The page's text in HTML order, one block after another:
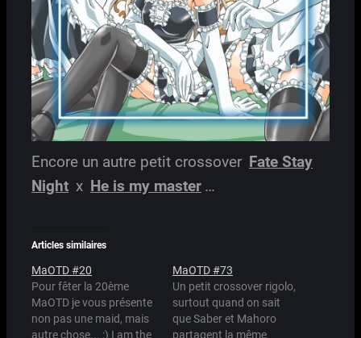
Encore un autre petit crossover Fate Stay
Night x He is my master …
Articles similaires
MaOTD #20
Pour fêter la 20ème
MaOTD je vous présente
non pas une maid, mais
autre chose... :) I am the
MaOTD #73
Un petit crossover rigolo,
surtout quand on sait
que Saber et Mahoro
partagent la même